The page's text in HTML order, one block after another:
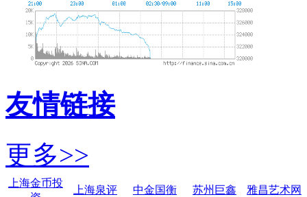
友情链接
更多>>
上海金币投
上海泉评 中金国衡 苏州巨鑫 雅昌艺术网